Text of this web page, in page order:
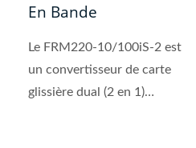
En Bande
Le FRM220-10/100iS-2 est
un convertisseur de carte
glissière dual (2 en 1)